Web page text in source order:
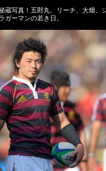
蔵写真！五郎丸、リーチ、大畑
ガーマンの若き日。